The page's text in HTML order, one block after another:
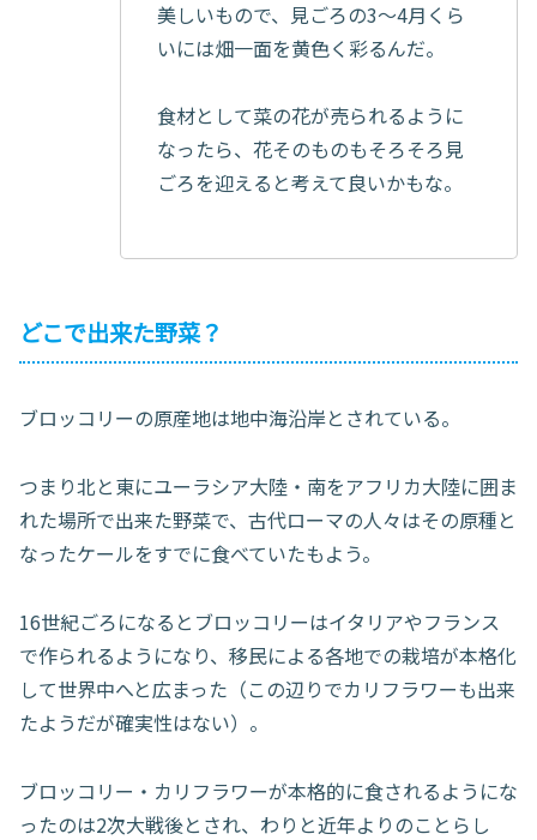
美しいもので、見ごろの3～4月くら
いには畑一面を黄色く彩るんだ。
食材として菜の花が売られるように
なったら、花そのものもそろそろ見
ごろを迎えると考えて良いかもな。
どこで出来た野菜？
ブロッコリーの原産地は地中海沿岸とされている。
つまり北と東にユーラシア大陸・南をアフリカ大陸に囲ま
れた場所で出来た野菜で、古代ローマの人々はその原種と
なったケールをすでに食べていたもよう。
16世紀ごろになるとブロッコリーはイタリアやフランス
で作られるようになり、移民による各地での栽培が本格化
して世界中へと広まった（この辺りでカリフラワーも出来
たようだが確実性はない）。
ブロッコリー・カリフラワーが本格的に食されるようにな
ったのは2次大戦後とされ、わりと近年よりのことらし